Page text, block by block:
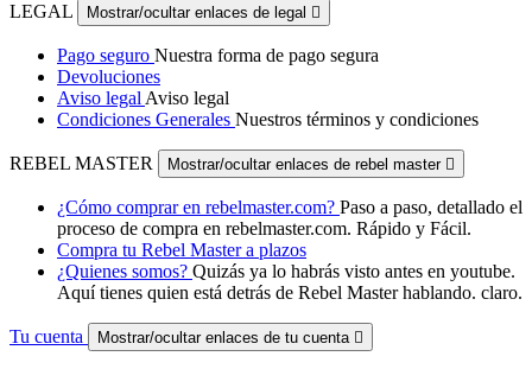
LEGAL Mostrar/ocultar enlaces de legal 
Pago seguro Nuestra forma de pago segura
Devoluciones
Aviso legal Aviso legal
Condiciones Generales Nuestros términos y condiciones
REBEL MASTER Mostrar/ocultar enlaces de rebel master 
¿Cómo comprar en rebelmaster.com? Paso a paso, detallado el
proceso de compra en rebelmaster.com. Rápido y Fácil.
Compra tu Rebel Master a plazos
¿Quienes somos? Quizás ya lo habrás visto antes en youtube.
Aquí tienes quien está detrás de Rebel Master hablando. claro.
Tu cuenta Mostrar/ocultar enlaces de tu cuenta 